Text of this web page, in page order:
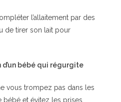
l’allaitement par des
de tirer son lait pour
bébé qui régurgite
vous trompez pas dans les
bébé et évitez les prises